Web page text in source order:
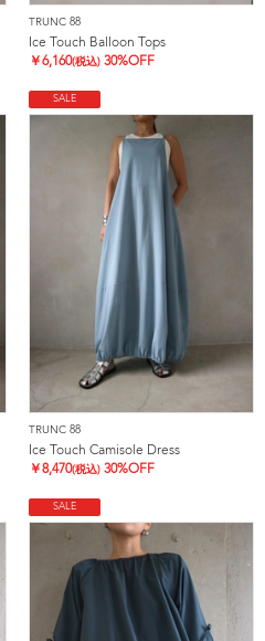
TRUNC 88
Ice Touch Balloon Tops
￥6,160(税込) 30%OFF
SALE
TRUNC 88
Ice Touch Camisole Dress
￥8,470(税込) 30%OFF
SALE